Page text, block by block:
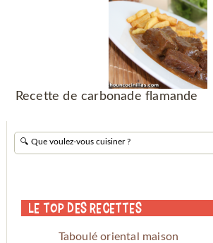
Recette de carbonade flamande
Le Top des Recettes
Taboulé oriental maison